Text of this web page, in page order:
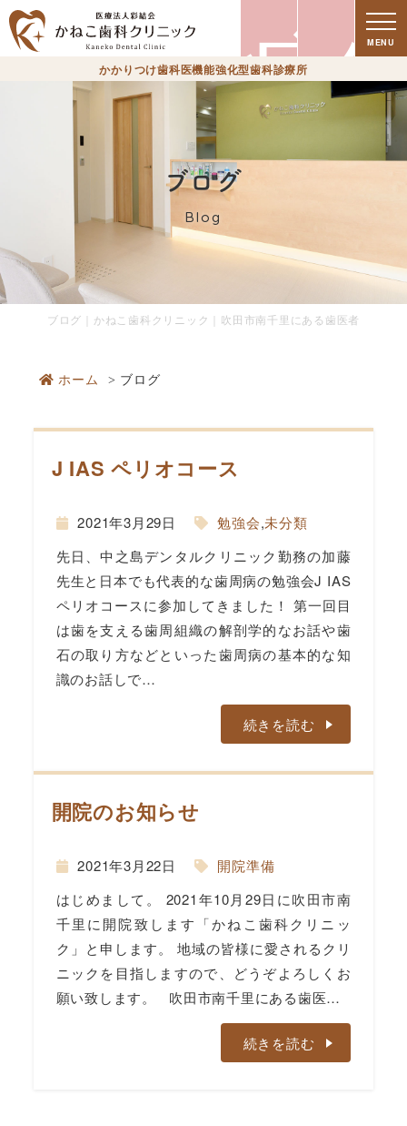
療
時
間
MENU
かかりつけ歯科医機能強化型歯科診療所
ブログ
Blog
ブログ｜かねこ歯科クリニック｜吹田市南千里にある歯医者
ホーム ブログ
J IAS ペリオコース
2021年3月29日 勉強会,未分類
先日、中之島デンタルクリニック勤務の加藤
先生と日本でも代表的な歯周病の勉強会J IAS
ペリオコースに参加してきました！ 第一回目
は歯を支える歯周組織の解剖学的なお話や歯
石の取り方などといった歯周病の基本的な知
識のお話しで…
続きを読む
開院のお知らせ
2021年3月22日
開院準備
はじめまして。 2021年10月29日に吹田市南
千里に開院致します「かねこ歯科クリニッ
ク」と申します。 地域の皆様に愛されるクリ
ニックを目指しますので、どうぞよろしくお
願い致します。 吹田市南千里にある歯医…
続きを読む